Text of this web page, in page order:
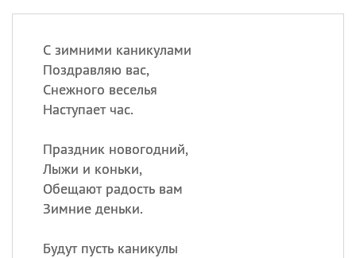
С зимними каникулами
Поздравляю вас,
Снежного веселья
Наступает час.
Праздник новогодний,
Лыжи и коньки,
Обещают радость вам
Зимние деньки.
Будут пусть каникулы